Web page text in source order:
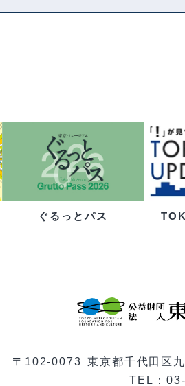
ぐるっとパス
〒102-0073 東京都千代田区
TEL：